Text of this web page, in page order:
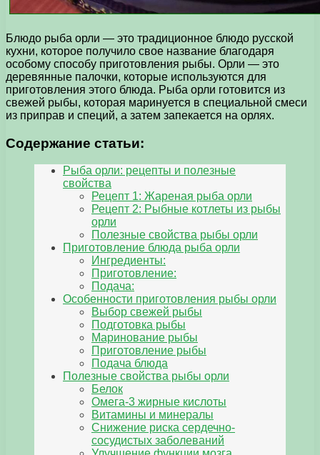
Блюдо рыба орли — это традиционное блюдо русской
кухни, которое получило свое название благодаря
особому способу приготовления рыбы. Орли — это
деревянные палочки, которые используются для
приготовления этого блюда. Рыба орли готовится из
свежей рыбы, которая маринуется в специальной смеси
из приправ и специй, а затем запекается на орлях.
Содержание статьи:
Рыба орли: рецепты и полезные
свойства
Рецепт 1: Жареная рыба орли
Рецепт 2: Рыбные котлеты из рыбы
орли
Полезные свойства рыбы орли
Приготовление блюда рыба орли
Ингредиенты:
Приготовление:
Подача:
Особенности приготовления рыбы орли
Выбор свежей рыбы
Подготовка рыбы
Маринование рыбы
Приготовление рыбы
Подача блюда
Полезные свойства рыбы орли
Белок
Омега-3 жирные кислоты
Витамины и минералы
Снижение риска сердечно-
сосудистых заболеваний